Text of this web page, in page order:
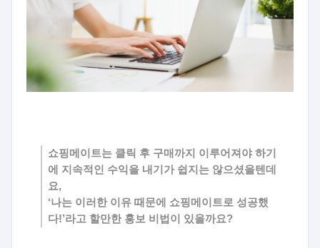
쇼핑메이트는 클릭 후 구매까지 이루어져야 하기
에 지속적인 수익을 내기가 쉽지는 않으셨을텐데
요,
‘나는 이러한 이유 때문에 쇼핑메이트로 성공했
다!’라고 할만한 홍보 비법이 있을까요?